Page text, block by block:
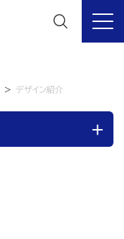
デザイン紹介